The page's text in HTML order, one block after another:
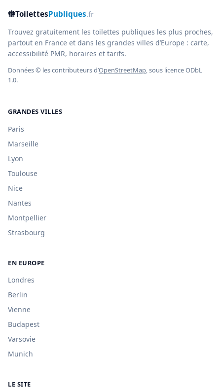
🚻ToilettesPubliques.fr
Trouvez gratuitement les toilettes publiques les plus proches,
partout en France et dans les grandes villes d’Europe : carte,
accessibilité PMR, horaires et tarifs.
Données © les contributeurs d’OpenStreetMap, sous licence ODbL
1.0.
GRANDES VILLES
Paris
Marseille
Lyon
Toulouse
Nice
Nantes
Montpellier
Strasbourg
EN EUROPE
Londres
Berlin
Vienne
Budapest
Varsovie
Munich
LE SITE